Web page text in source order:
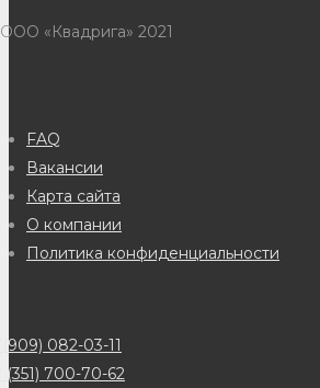
«Квадрига» 2021
FAQ
Вакансии
Карта сайта
О компании
Политика конфиденциальности
082-03-11
(351) 700-70-62